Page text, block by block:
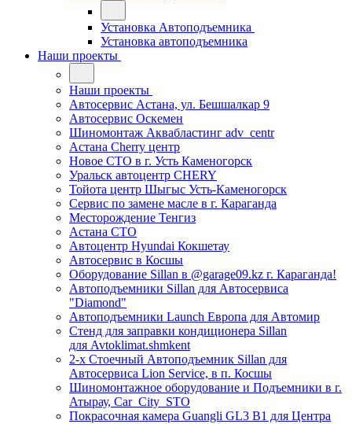
Установка Автоподъемника
Установка автоподъемника
Наши проекты
Наши проекты
Автосервис Астана, ул. Бешшалкар 9
Автосервис Оскемен
Шиномонтаж Аквабластинг adv_centr
Астана Cherry центр
Новое СТО в г. Усть Каменогорск
Уральск автоцентр CHERY
Тойота центр Шыгыс Усть-Каменогорск
Сервис по замене масле в г. Караганда
Месторождение Тенгиз
Астана СТО
Автоцентр Hyundai Кокшетау
Автосервис в Косшы
Оборудование Sillan в @garage09.kz г. Караганда!
Автоподъемники Sillan для Автосервиса
"Diamond"
Автоподъемники Launch Европа для Автомир
Стенд для заправки кондиционера Sillan
для Avtoklimat.shmkent
2-х Стоечный Автоподъемник Sillan для
Автосервиса Lion Service, в п. Косшы
Шиномонтажное оборудование и Подъемники в г.
Атырау, Car_City_STO
Покрасочная камера Guangli GL3 B1 для Центра